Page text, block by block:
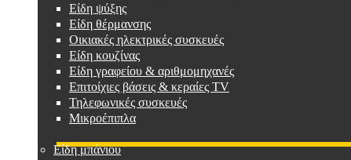
Είδη ψύξης
Είδη θέρμανσης
Οικιακές ηλεκτρικές συσκευές
Είδη κουζίνας
Είδη γραφείου & αριθμομηχανές
Επιτοίχιες βάσεις & κεραίες TV
Τηλεφωνικές συσκευές
Μικροέπιπλα
Είδη μπάνιου